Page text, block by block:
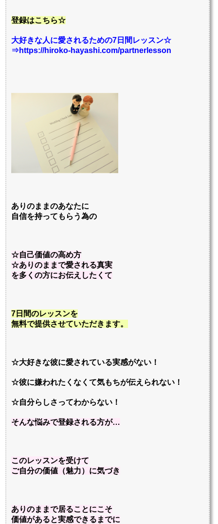
登録はこちら☆
大好きな人に愛されるための7日間レッスン☆
⇒https://hiroko-hayashi.com/partnerlesson
ありのままのあなたに
自信を持ってもらう為の
☆自己価値の高め方
☆ありのままで愛される真実
を多くの方にお伝えしたくて
7日間のレッスンを
無料で提供させていただきます。
☆大好きな彼に愛されている実感がない！
☆彼に嫌われたくなくて気もちが伝えられない！
☆自分らしさってわからない！
そんな悩みで登録される方が…
このレッスンを受けて
ご自分の価値（魅力）に気づき
ありのままで居ることにこそ
価値があると実感できるまでに